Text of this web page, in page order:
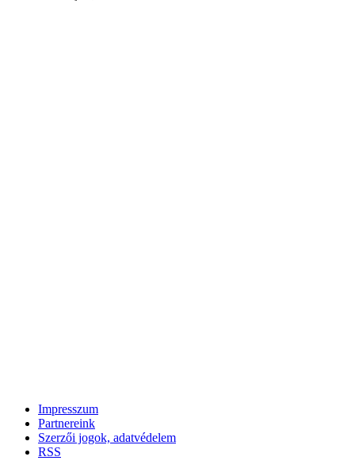
Impresszum
Partnereink
Szerzői jogok, adatvédelem
RSS